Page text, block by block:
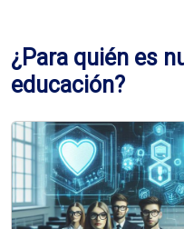
¿Para quién es
educación?